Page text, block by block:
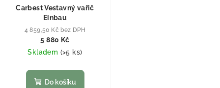
Carbest Vestavný vařič
Einbau
4 859,50 Kč bez DPH
5 880 Kč
Skladem (>5 ks)
Do košíku